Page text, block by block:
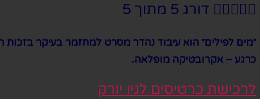
 דורג 5 מתוך 5
״מים לפילים״ הוא עיבוד נהדר מסרט למחזמר בעיקר
כרגע – אקרובטיקה מופלאה.
לרכישת כרטיסים לניו יורק